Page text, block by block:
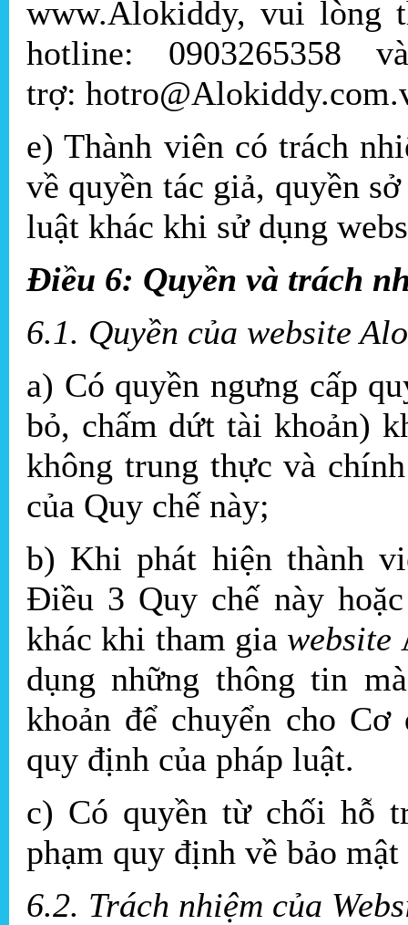
www.Alokiddy, vui lòng
hotline: 0903265358
trợ:
e) Thành viên có trách
về quyền tác giả, quyền
luật khác khi sử dụng
Điều 6: Quyền và trách
6.1. Quyền của website
a) Có quyền ngưng cấp
bỏ, chấm dứt tài khoản)
không trung thực và
của Quy chế này;
b) Khi phát hiện thành
Điều 3 Quy chế này
khác khi tham gia website
dụng những thông tin
khoản để chuyển cho
quy định của pháp luật.
c) Có quyền từ chối hỗ
phạm quy định về bảo
6.2. Trách nhiệm của